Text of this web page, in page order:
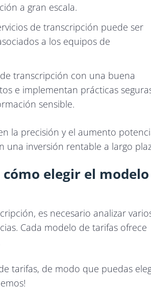
a gran escala.
de transcripción puede ser
a los equipos de
transcripción con una buena
e implementan prácticas
sensible.
la precisión y el aumento
una inversión rentable a largo
elegir el modelo
es necesario analizar
Cada modelo de tarifas ofrece
tarifas, de modo que puedas